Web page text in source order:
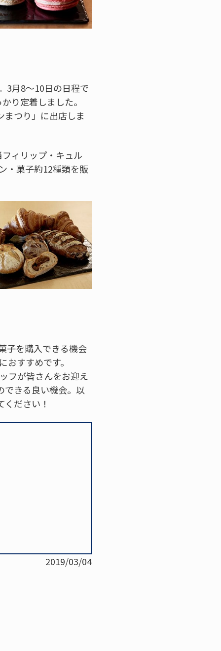
3月8～10日の日程で
り定着しました。
まつり」に出店しま
ィリップ・キュル
・菓子約12種類を販
子を購入できる機会
すすめです。
フが皆さんをお迎え
できる良い機会。以
ださい！
2019/03/04